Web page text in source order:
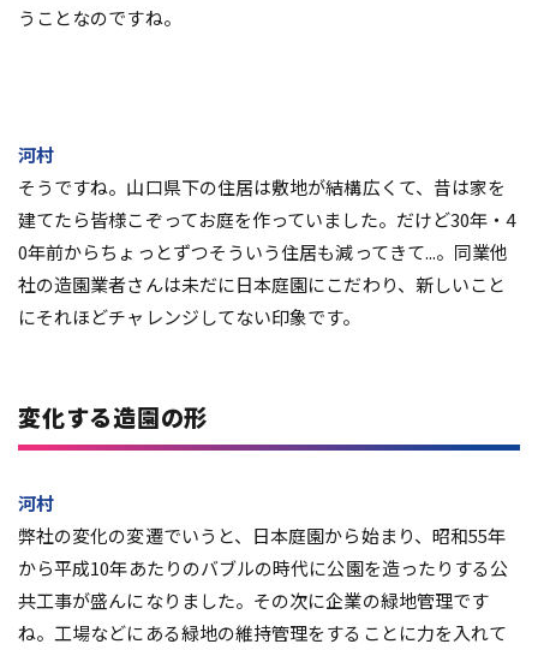
うことなのですね。
河村
そうですね。山口県下の住居は敷地が結構広くて、昔は家を
建てたら皆様こぞってお庭を作っていました。だけど30年・4
0年前からちょっとずつそういう住居も減ってきて...。同業他
社の造園業者さんは未だに日本庭園にこだわり、新しいこと
にそれほどチャレンジしてない印象です。
変化する造園の形
河村
弊社の変化の変遷でいうと、日本庭園から始まり、昭和55年
から平成10年あたりのバブルの時代に公園を造ったりする公
共工事が盛んになりました。その次に企業の緑地管理です
ね。工場などにある緑地の維持管理をすることに力を入れて